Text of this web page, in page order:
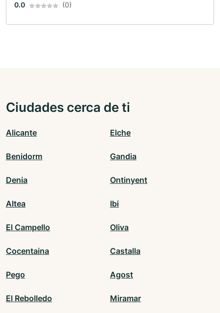
0.0 (0)
Ciudades cerca de ti
Alicante Elche
Benidorm Gandia
Denia Ontinyent
Altea Ibi
El Campello Oliva
Cocentaina Castalla
Pego Agost
El Rebolledo Miramar